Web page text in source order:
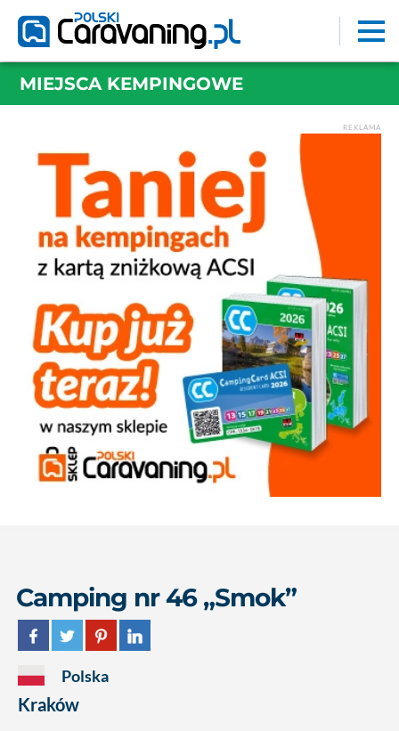
MIEJSCA KEMPINGOWE
REKLAMA
Camping nr 46 „Smok”
Polska
Kraków